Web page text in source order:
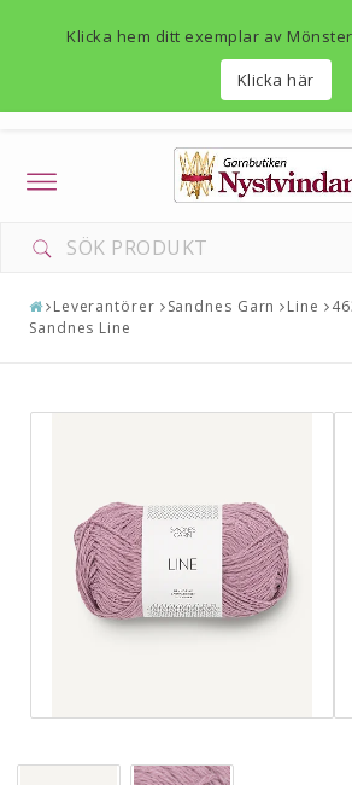
Klicka hem ditt exemplar av
Klicka här
Toggle
navigation
Leverantörer Sandnes Garn Line
Sandnes Line